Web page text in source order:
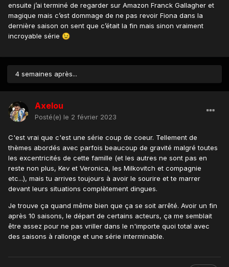
ensuite j’ai terminé de regarder sur Amazon Franck Gallagher et
magique mais c’est dommage de ne pas revoir Fiona dans la
dernière saison on sent que c’était la fin mais sinon vraiment
incroyable série 😉
4 semaines après...
Axelou
Posté(e) le 2 février 2023
C'est vrai que c'est une série coup de coeur. Tellement de
thèmes abordés avec parfois beaucoup de gravité malgré toutes
les excentricités de cette famille (et les autres ne sont pas en
reste non plus, Kev et Veronica, les Milkovitch et compagnie
etc...), mais tu arrives toujours à avoir le sourire et te marrer
devant leurs situations complètement dingues.
Je trouve ça quand même bien que ça se soit arrêté. Avoir un fin
après 10 saisons, le départ de certains acteurs, ça me semblait
être assez pour ne pas vriller dans le n'importe quoi total avec
des saisons à rallonge et une série interminable.